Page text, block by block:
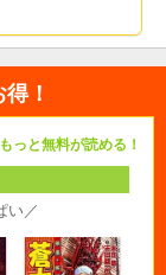
！
もっと無料が読める！
い／